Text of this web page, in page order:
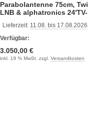
Parabolantenne 75cm,
LNB & alphatronics 24'TV-
Lieferzeit: 11.08. bis 17.08.2026
Verfügbar:
3.050,00 €
inkl. 19 % MwSt. zzgl. Versandkosten